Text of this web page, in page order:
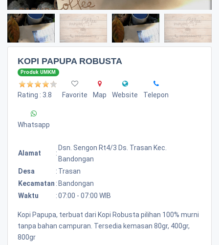
KOPI PAPUPA ROBUSTA
Produk UMKM
Rating : 3.8 Favorite Map Website Telepon
Whatsapp
Alamat :
Dsn. Sengon Rt4/3 Ds. Trasan Kec.
Bandongan
Desa
: Trasan
Kecamatan : Bandongan
Waktu
:07:00 - 07:00 WIB
Kopi Papupa, terbuat dari Kopi Robusta pilihan 100% murni
tanpa bahan campuran. Tersedia kemasan 80gr, 400gr,
800gr